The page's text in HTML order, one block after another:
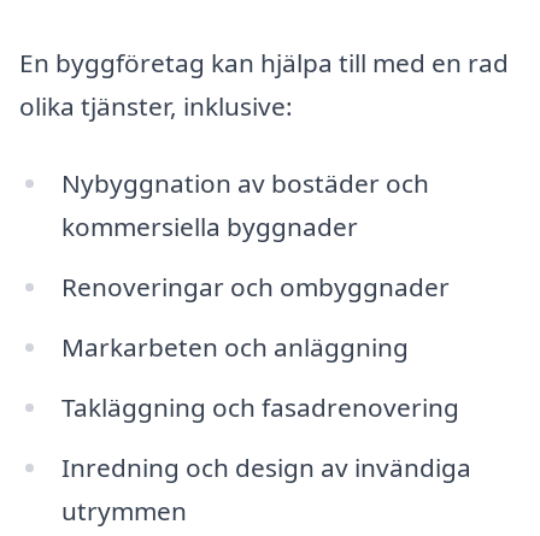
En byggföretag kan hjälpa till med en rad
olika tjänster, inklusive:
Nybyggnation av bostäder och
kommersiella byggnader
Renoveringar och ombyggnader
Markarbeten och anläggning
Takläggning och fasadrenovering
Inredning och design av invändiga
utrymmen